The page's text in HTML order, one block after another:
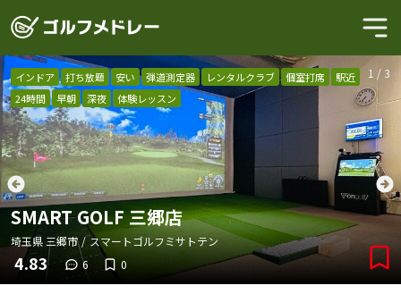
1 / 3
インドア 打ち放題 安い 弾道測定器 レンタルクラブ 個室打席
駅近
24時間
早朝 深夜 体験レッスン
SMART GOLF 三郷店
埼玉県 三郷市 / スマートゴルフミサトテン
4.83 6 0